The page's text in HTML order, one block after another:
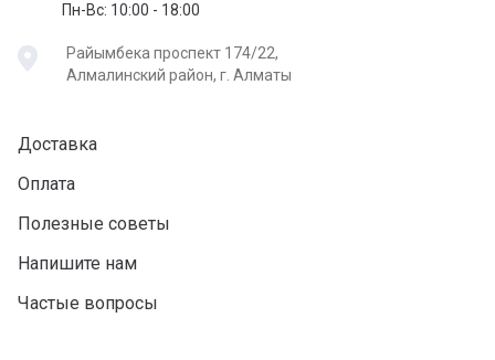
Пн-Вс: 10:00 - 18:00
Райымбека проспект 174/22,
Алмалинский район, г. Алматы
Доставка
Оплата
Полезные советы
Напишите нам
Частые вопросы